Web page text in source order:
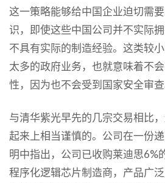
这一策略能够给中国企业迫切需
识，即使这些中国公司并不实际
不具有实际的制造经验。这类较
太多的政府业务，也就意味着不
性，因为也不会受到国家安全审查
与清华紫光早先的几宗交易相比
起来上相当谨慎的。公司在一份
明中指出，公司已收购莱迪思6%
程序化逻辑芯片制造商，产品广